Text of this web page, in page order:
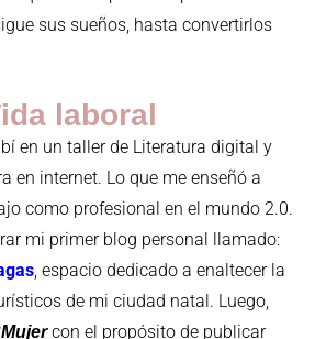
sus sueños, hasta convertirlos
laboral
en un taller de Literatura digital y
en internet. Lo que me enseñó a
como profesional en el mundo 2.0.
mi primer blog personal llamado:
, espacio dedicado a enaltecer la
de mi ciudad natal. Luego,
con el propósito de publicar